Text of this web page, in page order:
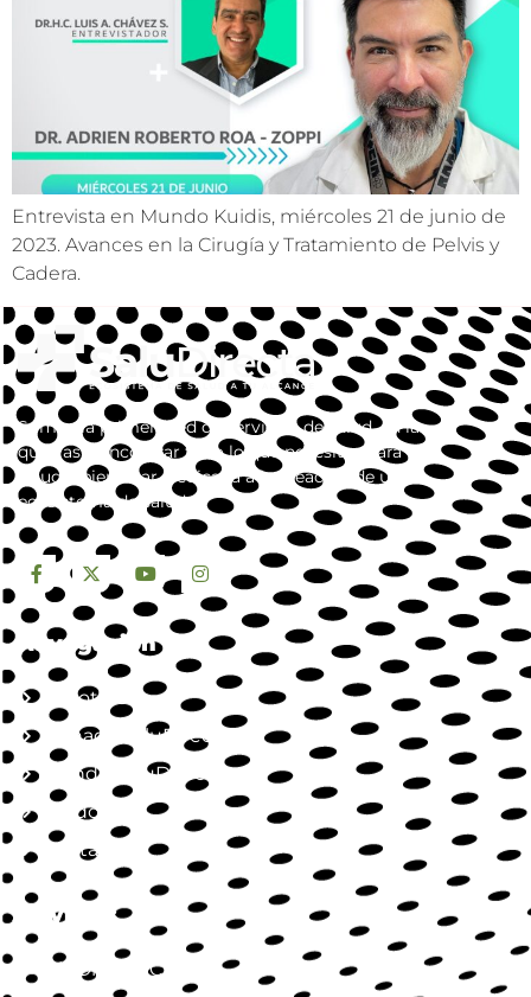
Entrevista en Mundo Kuidis, miércoles 21 de junio de
2023. Avances en la Cirugía y Tratamiento de Pelvis y
Cadera.
Somos la primera red de servicios de salud, en la
que vas a encontrar todo lo que necesitas para tu
salud y bienestar. dedicada a la creación de un
ecosistema de salud.
Navegación
Nosotros
Jornada SaluDirecta
Mundo SaluDirecta
Aliados
Contacto
Servicios
SaluDirecta Citas